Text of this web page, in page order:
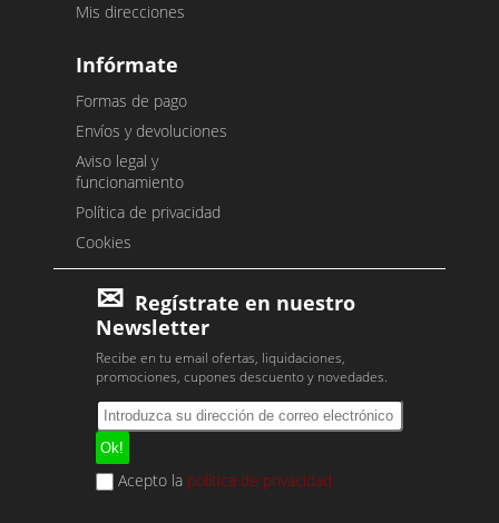
Mis direcciones
Infórmate
Formas de pago
Envíos y devoluciones
Aviso legal y
funcionamiento
Política de privacidad
Cookies
Regístrate en nuestro
Newsletter
Recibe en tu email ofertas, liquidaciones,
promociones, cupones descuento y novedades.
Acepto la política de privacidad